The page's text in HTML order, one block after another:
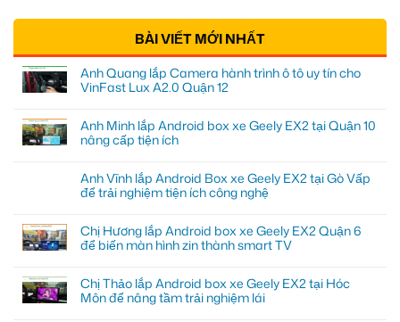
BÀI VIẾT MỚI NHẤT
Anh Quang lắp Camera hành trình ô tô uy tín cho
VinFast Lux A2.0 Quận 12
Anh Minh lắp Android box xe Geely EX2 tại Quận 10
nâng cấp tiện ích
Anh Vĩnh lắp Android Box xe Geely EX2 tại Gò Vấp
để trải nghiệm tiện ích công nghệ
Chị Hương lắp Android box xe Geely EX2 Quận 6
để biến màn hình zin thành smart TV
Chị Thảo lắp Android box xe Geely EX2 tại Hóc
Môn để nâng tầm trải nghiệm lái